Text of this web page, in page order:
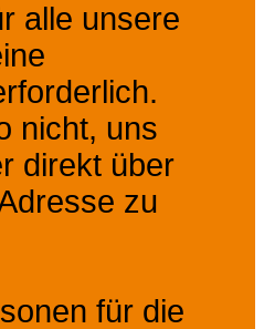
alle unsere
nicht, uns
direkt über
zu
für die